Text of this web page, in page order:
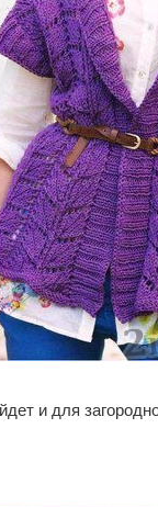
и для